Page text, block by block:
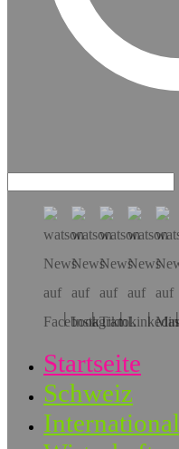
Startseite
Schweiz
International